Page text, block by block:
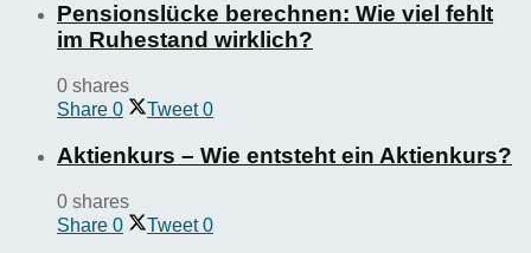
Pensionslücke berechnen: Wie viel fehlt
im Ruhestand wirklich?
0 shares
Share 0 Tweet 0
Aktienkurs – Wie entsteht ein Aktienkurs?
0 shares
Share 0 Tweet 0